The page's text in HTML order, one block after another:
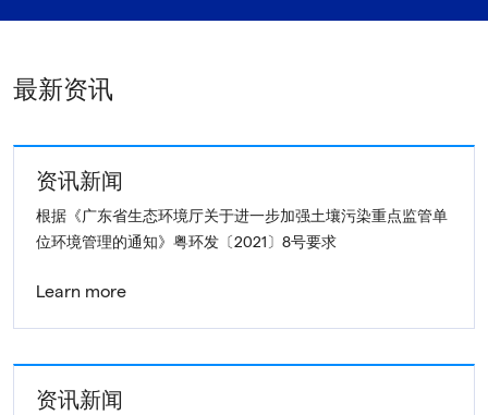
最新资讯
资讯新闻
根据《广东省生态环境厅关于进一步加强土壤污染重点监管单
位环境管理的通知》粤环发〔2021〕8号要求
Learn more
资讯新闻